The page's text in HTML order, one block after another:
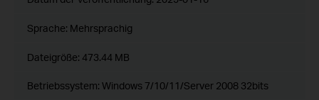
Sprache: Mehrsprachig
Dateigröße: 473.44 MB
Betriebssystem: Windows 7/10/11/Server 2008 32bits